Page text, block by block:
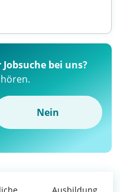
bei uns?
Nein